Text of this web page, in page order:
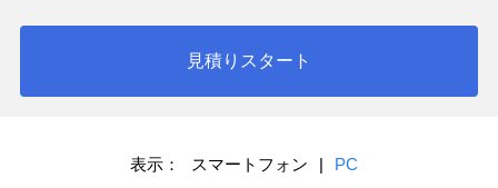
見積りスタート
表示： スマートフォン | PC